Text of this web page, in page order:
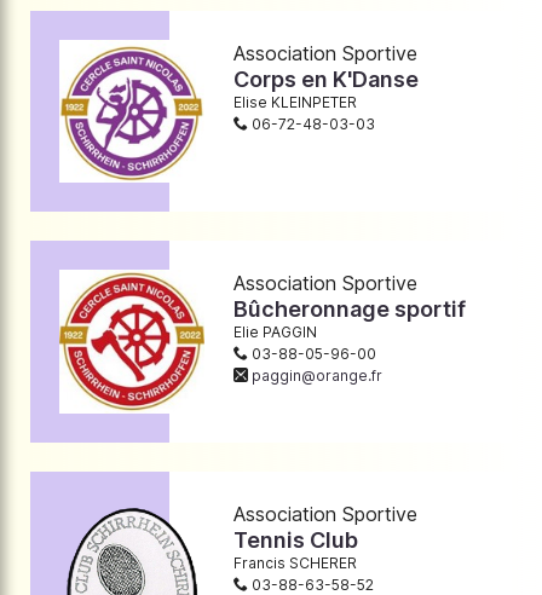
Association Sportive
Corps en K'Danse
Elise KLEINPETER
06-72-48-03-03
Association Sportive
Bûcheronnage sportif
Elie PAGGIN
03-88-05-96-00
paggin@orange.fr
Association Sportive
Tennis Club
Francis SCHERER
03-88-63-58-52